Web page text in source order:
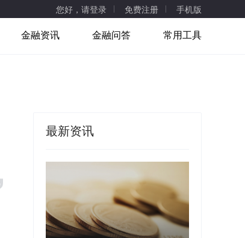
您好，请登录 免费注册 手机版
金融资讯 金融问答 常用工具
最新资讯